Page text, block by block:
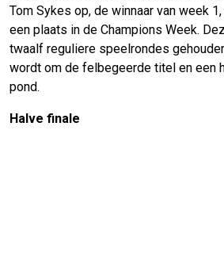
Tom Sykes op, de winnaar van week
een plaats in de Champions Week.
twaalf reguliere speelrondes
wordt om de felbegeerde titel en een
pond.
Halve finale